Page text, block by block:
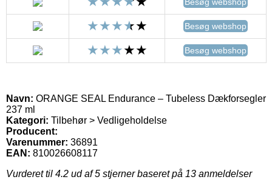
Besøg webshop
Besøg webshop
Navn: ORANGE SEAL Endurance – Tubeless Dækforsegler
237 ml
Kategori: Tilbehør > Vedligeholdelse
Producent:
Varenummer: 36891
EAN: 810026608117
Vurderet til 4.2 ud af 5 stjerner baseret på 13 anmeldelser